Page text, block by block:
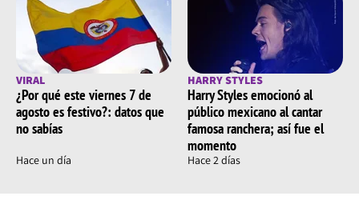
VIRAL
¿Por qué este viernes 7 de
agosto es festivo?: datos que
no sabías
Hace un día
HARRY STYLES
Harry Styles emocionó al
público mexicano al cantar
famosa ranchera; así fue el
momento
Hace 2 días